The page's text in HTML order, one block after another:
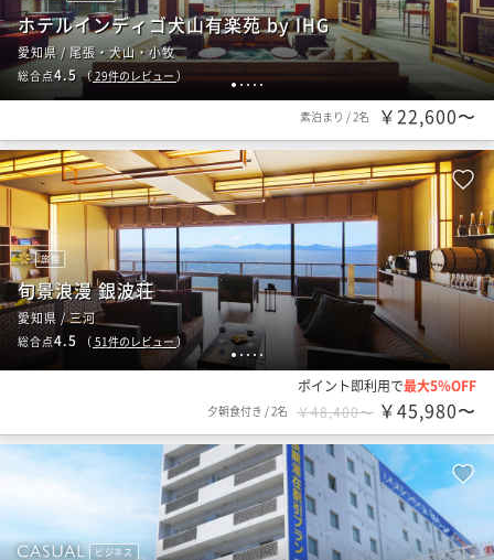
12345
ホテルインディゴ犬山有楽苑 by IHG
愛知県 / 尾張・犬山・小牧
総合点4.5 （29件のレビュー ）
素泊まり /2名 ￥22,600〜
1 2 3 4 5
旅館
旬景浪漫 銀波荘
愛知県 / 三河
総合点4.5 （ 51件のレビュー）
ポイント即利用で最大5％OFF
夕朝食付き /2名 ￥48,400〜 ￥45,980〜
ビジネス